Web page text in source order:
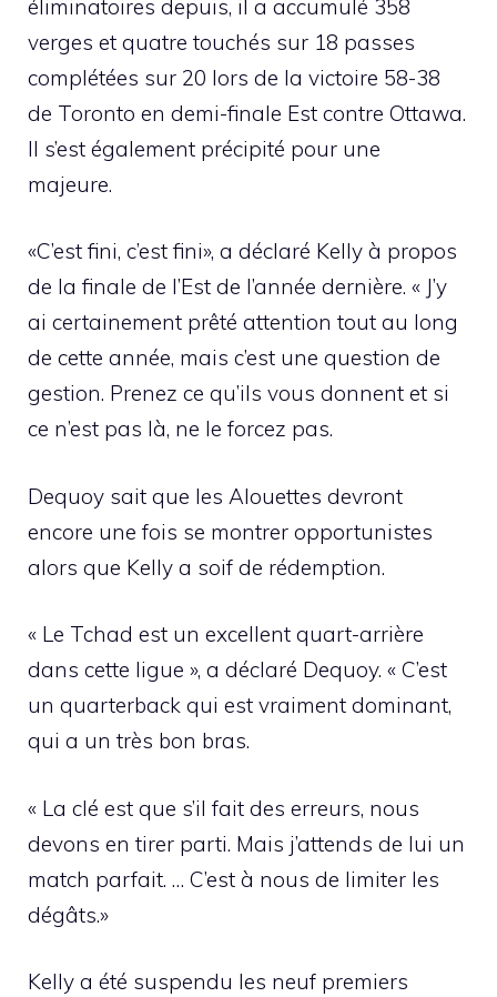
éliminatoires depuis, il a accumulé 358
verges et quatre touchés sur 18 passes
complétées sur 20 lors de la victoire 58-38
de Toronto en demi-finale Est contre Ottawa.
Il s’est également précipité pour une
majeure.
«C’est fini, c’est fini», a déclaré Kelly à propos
de la finale de l’Est de l’année dernière. « J’y
ai certainement prêté attention tout au long
de cette année, mais c’est une question de
gestion. Prenez ce qu’ils vous donnent et si
ce n’est pas là, ne le forcez pas.
Dequoy sait que les Alouettes devront
encore une fois se montrer opportunistes
alors que Kelly a soif de rédemption.
« Le Tchad est un excellent quart-arrière
dans cette ligue », a déclaré Dequoy. « C’est
un quarterback qui est vraiment dominant,
qui a un très bon bras.
« La clé est que s’il fait des erreurs, nous
devons en tirer parti. Mais j’attends de lui un
match parfait. … C’est à nous de limiter les
dégâts.»
Kelly a été suspendu les neuf premiers